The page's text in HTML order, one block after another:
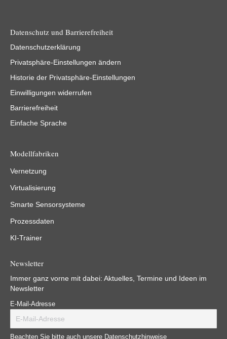
Datenschutz und Barrierefreiheit
Datenschutzerklärung
Privatsphäre-Einstellungen ändern
Historie der Privatsphäre-Einstellungen
Einwilligungen widerrufen
Barrierefreiheit
Einfache Sprache
Modellfabriken
Vernetzung
Virtualisierung
Smarte Sensorsysteme
Prozessdaten
KI-Trainer
Newsletter
Immer ganz vorne mit dabei: Aktuelles, Termine und Ideen im
Newsletter
E-Mail-Adresse
Beachten Sie bitte auch unsere Datenschutzhinweise